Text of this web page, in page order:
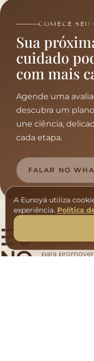
COMECE SEU
Sua
cuidado
com mais
Agende uma
descubra um
une ciência,
FALAR NO
abordagem
A Eunoyá utiliza
experiência. Política